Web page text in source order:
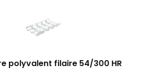
polyvalent filaire 54/300 HR